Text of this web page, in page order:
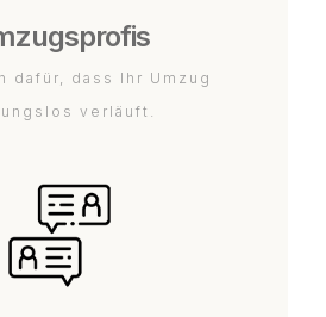
dafür, dass Ihr Umzug
verläuft.